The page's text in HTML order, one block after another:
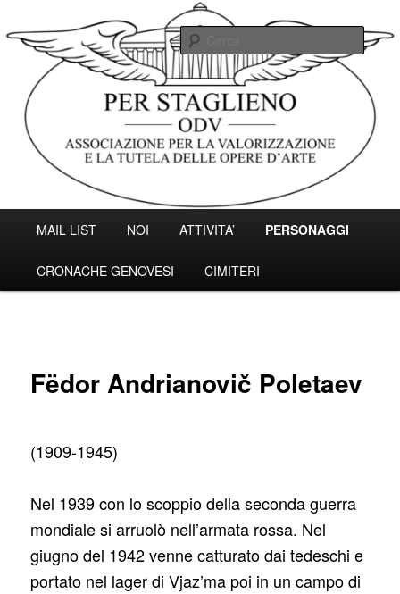
al
contenuto
principale
Associazione Per Staglieno ODV –
Genova
Associazione per la valorizzazione e la tutela delle opere d'arte.
MenuMAIL LIST NOI ATTIVITA’ PERSONAGGI
CRONACHE GENOVESI CIMITERI
Fëdor Andrianovič Poletaev
(1909-1945)
Nel 1939 con lo scoppio della seconda guerra
mondiale si arruolò nell’armata rossa. Nel
giugno del 1942 venne catturato dai tedeschi e
portato nel lager di Vjaz’ma poi in un campo di